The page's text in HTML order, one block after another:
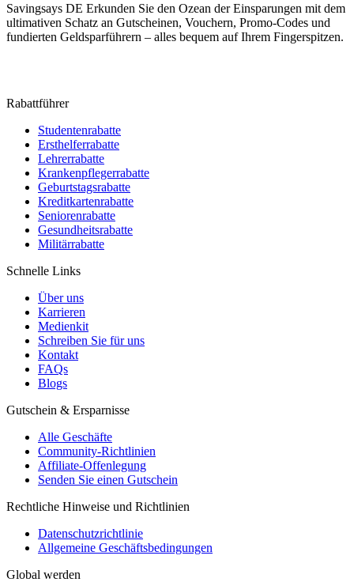
Savingsays DE Erkunden Sie den Ozean der Einsparungen mit dem
ultimativen Schatz an Gutscheinen, Vouchern, Promo-Codes und
fundierten Geldsparführern – alles bequem auf Ihrem Fingerspitzen.
Rabattführer
Studentenrabatte
Ersthelferrabatte
Lehrerrabatte
Krankenpflegerrabatte
Geburtstagsrabatte
Kreditkartenrabatte
Seniorenrabatte
Gesundheitsrabatte
Militärrabatte
Schnelle Links
Über uns
Karrieren
Medienkit
Schreiben Sie für uns
Kontakt
FAQs
Blogs
Gutschein & Ersparnisse
Alle Geschäfte
Community-Richtlinien
Affiliate-Offenlegung
Senden Sie einen Gutschein
Rechtliche Hinweise und Richtlinien
Datenschutzrichtlinie
Allgemeine Geschäftsbedingungen
Global werden